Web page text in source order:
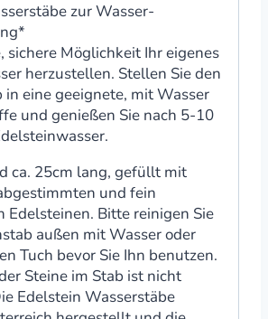
zur Wasser-
sichere Möglichkeit Ihr eigenes
herzustellen. Stellen Sie den
in eine geeignete, mit Wasser
und genießen Sie nach 5-10
ca. 25cm lang, gefüllt mit
und fein
Edelsteinen. Bitte reinigen Sie
außen mit Wasser oder
Tuch bevor Sie Ihn benutzen.
Steine im Stab ist nicht
Edelstein Wasserstäbe